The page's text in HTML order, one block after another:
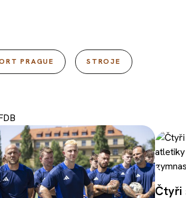
PRAGUE STROJE
Čtyři